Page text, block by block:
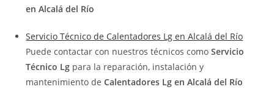
en Alcalá del Río
Servicio Técnico de Calentadores Lg en Alcalá del Río
Puede contactar con nuestros técnicos comoServicio
Técnico Lg para la reparación, instalación y
mantenimiento deCalentadores Lg en Alcalá del Río